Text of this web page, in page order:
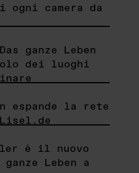
camera da
ganze Leben
dei luoghi
espande la rete
è il nuovo
Leben a